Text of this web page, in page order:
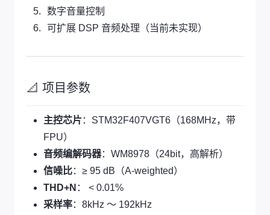
数字音量控制
可扩展 DSP 音频处理（当前未实现）
📐 项目参数
主控芯片 ：STM32F407VGT6（168MHz，带
FPU）
音频编解码器：WM8978（24bit，高解析）
信噪比：≥ 95 dB（A-weighted）
THD+N ： < 0.01%
采样率：8kHz ～ 192kHz